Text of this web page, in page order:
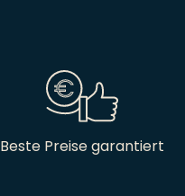
Beste Preise garantiert